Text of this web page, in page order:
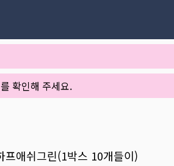
확인해 주세요.
애쉬그린(1박스 10개들이)